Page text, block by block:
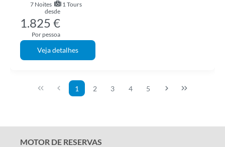
7 Noites
1 Tours
desde
1.825 €
Por pessoa
Veja detalhes
1 2 3 4 5
MOTOR DE RESERVAS